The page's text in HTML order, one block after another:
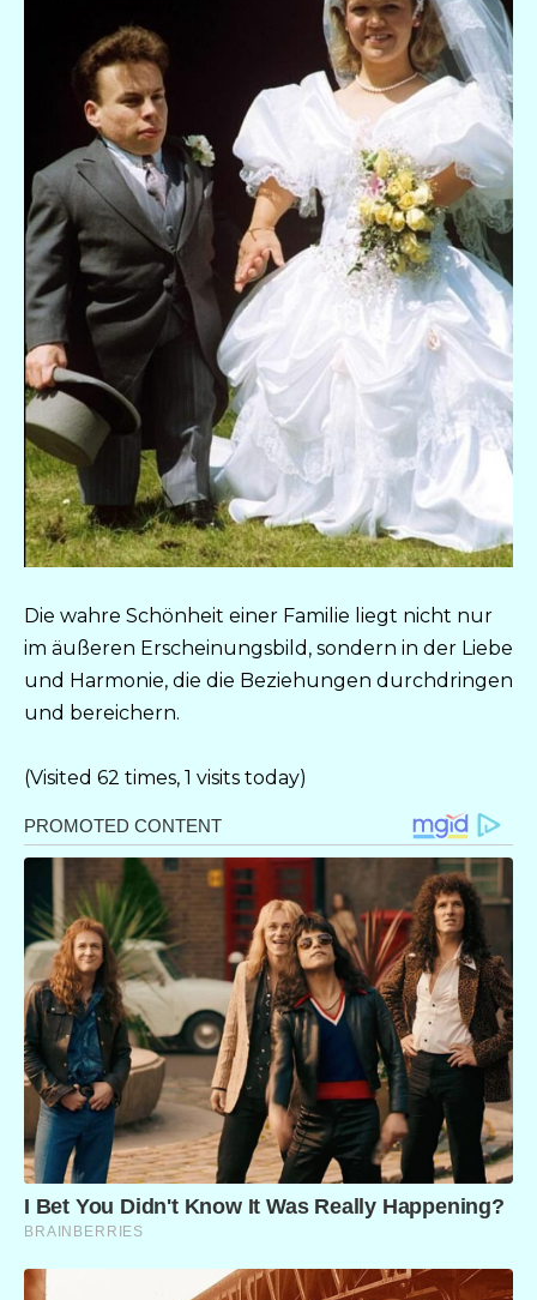
Die wahre Schönheit einer Familie liegt nicht nur
im äußeren Erscheinungsbild, sondern in der Liebe
und Harmonie, die die Beziehungen durchdringen
und bereichern.
(Visited 62 times, 1 visits today)